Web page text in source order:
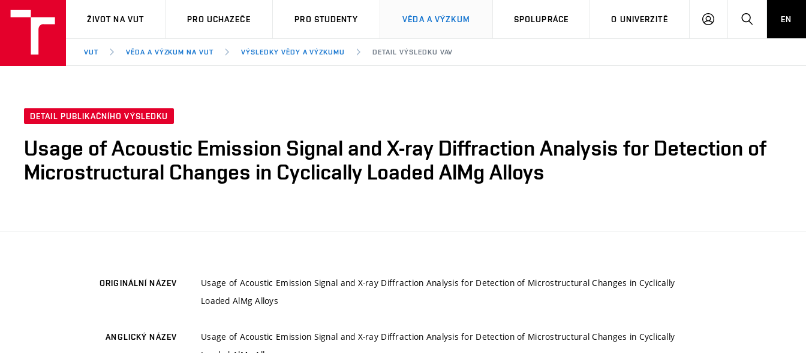
VUT
ŽIVOT NA VUT PRO UCHAZEČE PRO STUDENTY VĚDA A VÝZKUM SPOLUPRÁCE O UNIVERZITĚ
PŘIHLÁSIT HLEDATEN
VUT VĚDA A VÝZKUM NA VUT VÝSLEDKY VĚDY A VÝZKUMU DETAIL VÝSLEDKU VAV
DETAIL PUBLIKAČNÍHO VÝSLEDKU
Usage of Acoustic Emission Signal and X-ray Diffraction Analysis for Detection of
Microstructural Changes in Cyclically Loaded AlMg Alloys
ORIGINÁLNÍ NÁZEV
Usage of Acoustic Emission Signal and X-ray Diffraction Analysis for Detection of Microstructural Changes in Cyclically
Loaded AlMg Alloys
ANGLICKÝ NÁZEV
Usage of Acoustic Emission Signal and X-ray Diffraction Analysis for Detection of Microstructural Changes in Cyclically